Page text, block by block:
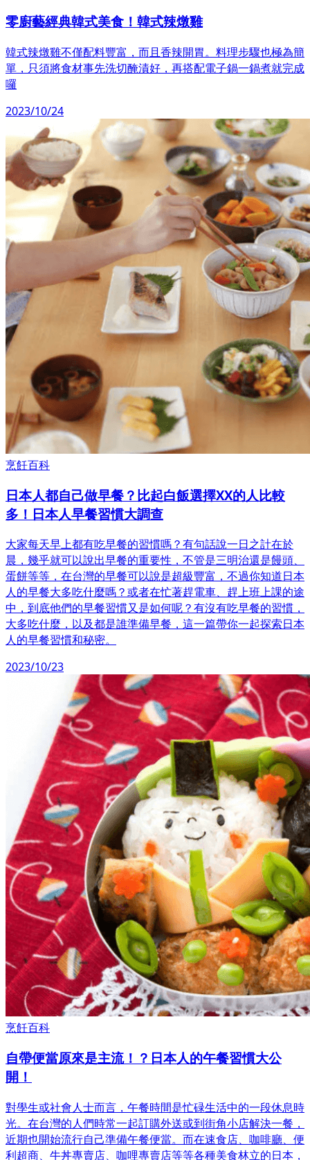
零廚藝經典韓式美食！韓式辣燉雞
韓式辣燉雞不僅配料豐富，而且香辣開胃。料理步驟也極為簡
單，只須將食材事先洗切醃漬好，再搭配電子鍋一鍋煮就完成
囉
2023/10/24
烹飪百科
日本人都自己做早餐？比起白飯選擇XX的人比較
多！日本人早餐習慣大調查
大家每天早上都有吃早餐的習慣嗎？有句話說一日之計在於
晨，幾乎就可以說出早餐的重要性，不管是三明治還是饅頭、
蛋餅等等，在台灣的早餐可以說是超級豐富，不過你知道日本
人的早餐大多吃什麼嗎？或者在忙著趕電車、趕上班上課的途
中，到底他們的早餐習慣又是如何呢？有沒有吃早餐的習慣，
大多吃什麼，以及都是誰準備早餐，這一篇帶你一起探索日本
人的早餐習慣和秘密。
2023/10/23
烹飪百科
自帶便當原來是主流！？日本人的午餐習慣大公
開！
對學生或社會人士而言，午餐時間是忙碌生活中的一段休息時
光。在台灣的人們時常一起訂購外送或到街角小店解決一餐，
近期也開始流行自己準備午餐便當。而在速食店、咖啡廳、便
利超商、牛丼專賣店、咖哩專賣店等等各種美食林立的日本，